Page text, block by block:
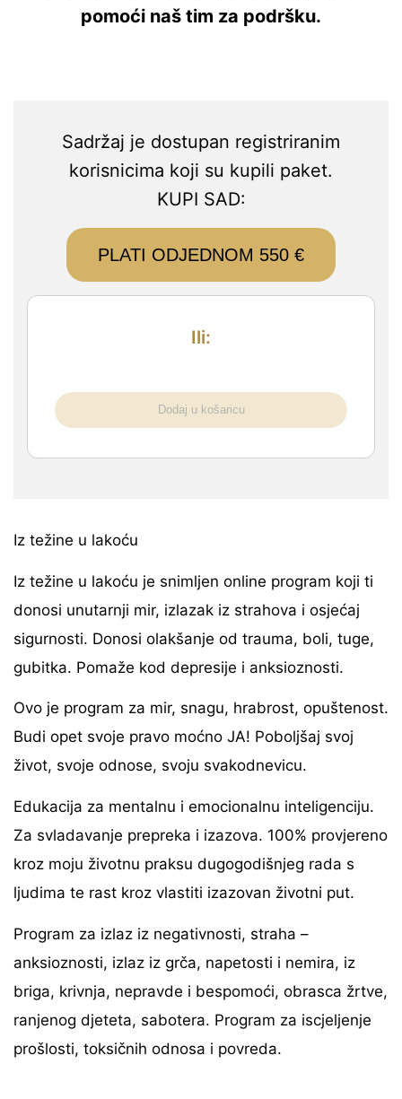
pomoći naš tim za podršku.
Sadržaj je dostupan registriranim
korisnicima koji su kupili paket.
KUPI SAD:
PLATI ODJEDNOM 550 €
Ili:
Dodaj u košaricu
Iz težine u lakoću
Iz težine u lakoću je snimljen online program koji ti
donosi unutarnji mir, izlazak iz strahova i osjećaj
sigurnosti. Donosi olakšanje od trauma, boli, tuge,
gubitka. Pomaže kod depresije i anksioznosti.
Ovo je program za mir, snagu, hrabrost, opuštenost.
Budi opet svoje pravo moćno JA! Poboljšaj svoj
život, svoje odnose, svoju svakodnevicu.
Edukacija za mentalnu i emocionalnu inteligenciju.
Za svladavanje prepreka i izazova. 100% provjereno
kroz moju životnu praksu dugogodišnjeg rada s
ljudima te rast kroz vlastiti izazovan životni put.
Program za izlaz iz negativnosti, straha –
anksioznosti, izlaz iz grča, napetosti i nemira, iz
briga, krivnja, nepravde i bespomoći, obrasca žrtve,
ranjenog djeteta, sabotera. Program za iscjeljenje
prošlosti, toksičnih odnosa i povreda.